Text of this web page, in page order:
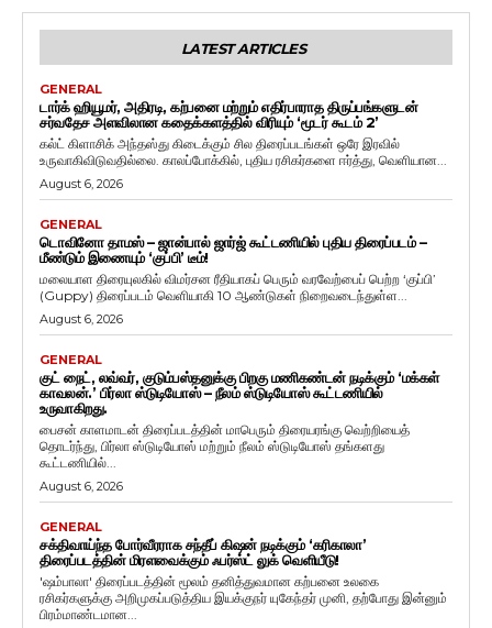
LATEST ARTICLES
GENERAL
டார்க் ஹியூமர், அதிரடி, கற்பனை மற்றும் எதிர்பாராத திருப்பங்களுடன்
சர்வதேச அளவிலான கதைக்களத்தில் விரியும் ‘மூடர் கூடம் 2’
கல்ட் கிளாசிக் அந்தஸ்து கிடைக்கும் சில திரைப்படங்கள் ஒரே இரவில்
உருவாகிவிடுவதில்லை. காலப்போக்கில், புதிய ரசிகர்களை ஈர்த்து, வெளியான...
August 6, 2026
GENERAL
டொவினோ தாமஸ் – ஜான்பால் ஜார்ஜ் கூட்டணியில் புதிய திரைப்படம் –
மீண்டும் இணையும் ‘குப்பி’ டீம்!
மலையாள திரையுலகில் விமர்சன ரீதியாகப் பெரும் வரவேற்பைப் பெற்ற ‘குப்பி’
(Guppy) திரைப்படம் வெளியாகி 10 ஆண்டுகள் நிறைவடைந்துள்ள...
August 6, 2026
GENERAL
குட் நைட், லவ்வர், குடும்பஸ்தனுக்கு பிறகு மணிகண்டன் நடிக்கும் ‘மக்கள்
காவலன்.’ பிர்லா ஸ்டுடியோஸ் – நீலம் ஸ்டுடியோஸ் கூட்டணியில்
உருவாகிறது.
பைசன் காளமாடன் திரைப்படத்தின் மாபெரும் திரையரங்கு வெற்றியைத்
தொடர்ந்து, பிர்லா ஸ்டுடியோஸ் மற்றும் நீலம் ஸ்டுடியோஸ் தங்களது
கூட்டணியில்...
August 6, 2026
GENERAL
சக்திவாய்ந்த போர்வீரராக சந்தீப் கிஷன் நடிக்கும் ‘கரிகாலா’
திரைப்படத்தின் மிரளவைக்கும் ஃபர்ஸ்ட் லுக் வெளியீடு!
'ஷம்பாலா' திரைப்படத்தின் மூலம் தனித்துவமான கற்பனை உலகை
ரசிகர்களுக்கு அறிமுகப்படுத்திய இயக்குநர் யுகேந்தர் முனி, தற்போது இன்னும்
பிரம்மாண்டமான...